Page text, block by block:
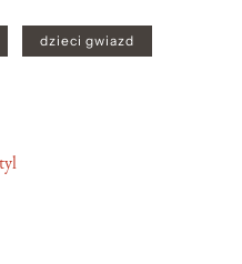
dzieci gwiazd